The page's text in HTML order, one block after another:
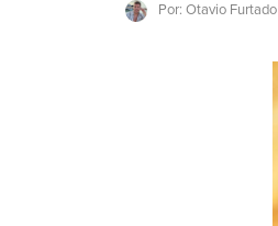
Por: Otavio Furtado